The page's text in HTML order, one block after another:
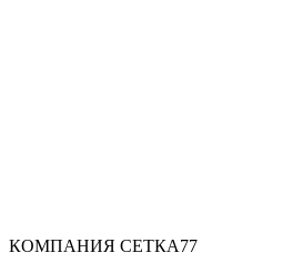
КОМПАНИЯ СЕТКА77